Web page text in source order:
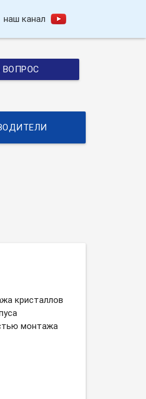
наш канал
кристаллов
монтажа